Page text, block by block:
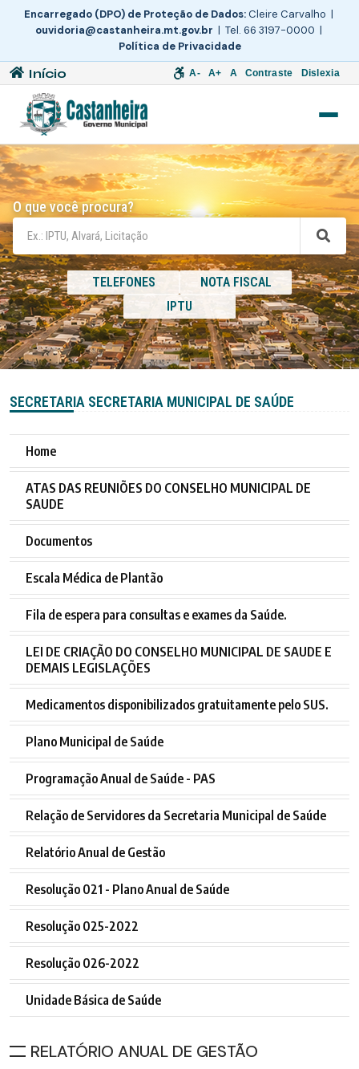
Encarregado (DPO) de Proteção de Dados:Cleire Carvalho |
ouvidoria@castanheira.mt.gov.br | Tel. 66 3197-0000 |
Política de Privacidade
Início A- A+ A Contraste Dislexia
O que você procura?
TELEFONES
NOTA FISCAL
IPTU
SECRETARIA SECRETARIA MUNICIPAL DE SAÚDE
Home
ATAS DAS REUNIÕES DO CONSELHO MUNICIPAL DE
SAUDE
Documentos
Escala Médica de Plantão
Fila de espera para consultas e exames da Saúde.
LEI DE CRIAÇÃO DO CONSELHO MUNICIPAL DE SAUDE E
DEMAIS LEGISLAÇÕES
Medicamentos disponibilizados gratuitamente pelo SUS.
Plano Municipal de Saúde
Programação Anual de Saúde - PAS
Relação de Servidores da Secretaria Municipal de Saúde
Relatório Anual de Gestão
Resolução 021 - Plano Anual de Saúde
Resolução 025-2022
Resolução 026-2022
Unidade Básica de Saúde
RELATÓRIO ANUAL DE GESTÃO